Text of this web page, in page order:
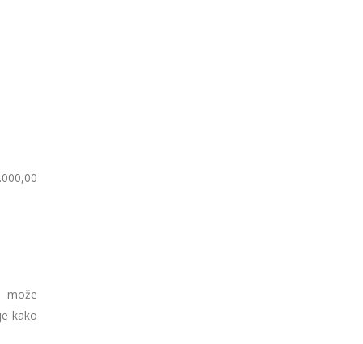
može
kako